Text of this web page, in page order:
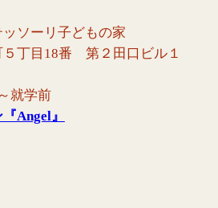
ソーリ子どもの家
５丁目18番 第２田口ビル１
就学前
Angel』